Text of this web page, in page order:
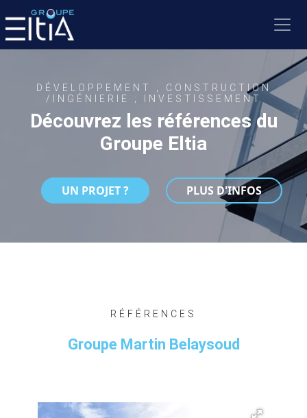
DÉVELOPPEMENT ; CONSTRUCTION
/INGÉNIERIE ; INVESTISSEMENT
Découvrez les références du
Groupe Eltia
UN PROJET ? PLUS D'INFOS
RÉFÉRENCES
Groupe Martin Belaysoud